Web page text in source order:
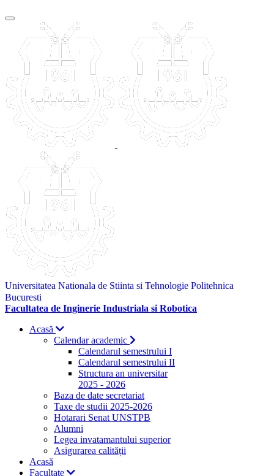
Universitatea Nationala de Stiinta si Tehnologie Politehnica
Bucuresti
Facultatea de Inginerie Industriala si Robotica
Acasă
Calendar academic
Calendarul semestrului I
Calendarul semestrului II
Structura an universitar
2025 - 2026
Baza de date secretariat
Taxe de studii 2025-2026
Hotarari Senat UNSTPB
Alumni
Legea invatamantului superior
Asigurarea calității
Acasă
Facultate